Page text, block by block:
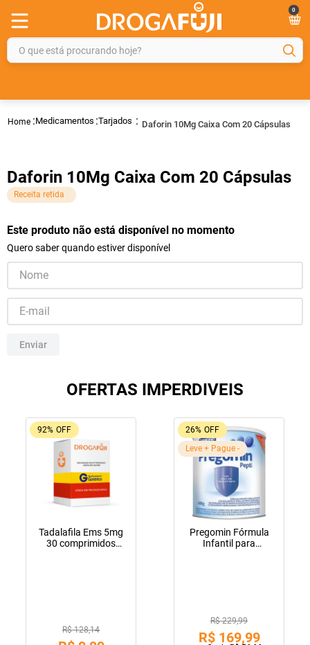
0
O que está procurando hoje?
Medicamentos Tarjados Daforin 10Mg Caixa Com 20 Cápsulas
Receita retida
Daforin 10Mg Caixa Com 20 Cápsulas
Este produto não está disponível no momento
Quero saber quando estiver disponível
Enviar
OFERTAS IMPERDIVEIS
92% OFF
Tadalafila Ems 5mg
30 comprimidos
R$ 128,14
26% OFF
Leve + Pague -
Pregomin Fórmula
Infantil para
R$ 229,99
R$ 169,99
4º
rosuvastatina 20mg
5º
protetor solar
6º
shampoo
7º
dipirona
fraldas geriátricas
9º
tadalafila
10º lola